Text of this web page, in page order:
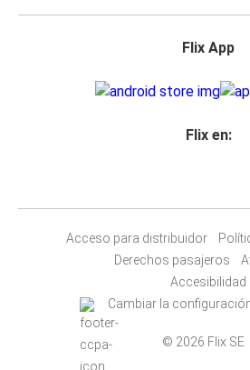
Flix App
Flix en:
Acceso para distribuidor
Derechos pasajeros
Accesibilidad
Cambiar la
© 2026 Flix SE